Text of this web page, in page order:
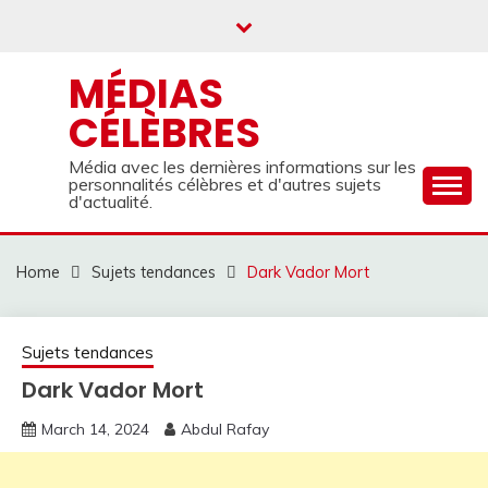
MÉDIAS
CÉLÈBRES
Média avec les dernières informations sur les
personnalités célèbres et d'autres sujets
d'actualité.
Home Sujets tendances Dark Vador Mort
Sujets tendances
Dark Vador Mort
March 14, 2024 Abdul Rafay